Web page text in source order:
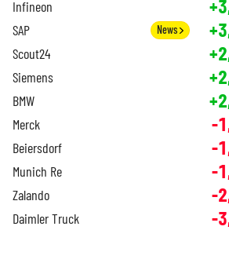
Infineon
SAP News
Scout24
Siemens
BMW
Merck -
Beiersdorf -
Munich Re -
Zalando -
Daimler Truck -